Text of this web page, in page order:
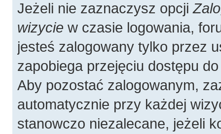
Jeżeli nie zaznaczysz opcji
wizycie w czasie logowania,
jesteś zalogowany tylko przez
zapobiega przejęciu dostępu
Aby pozostać zalogowanym,
automatycznie przy każdej
stanowczo niezalecane, jeżeli